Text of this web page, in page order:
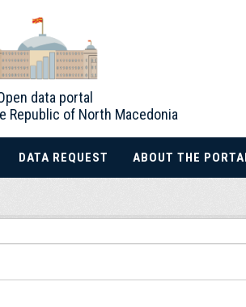
data portal
Republic of North Macedonia
DATA REQUEST ABOUT THE